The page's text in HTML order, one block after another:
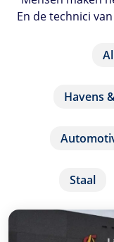
En de technici
Havens
Staal